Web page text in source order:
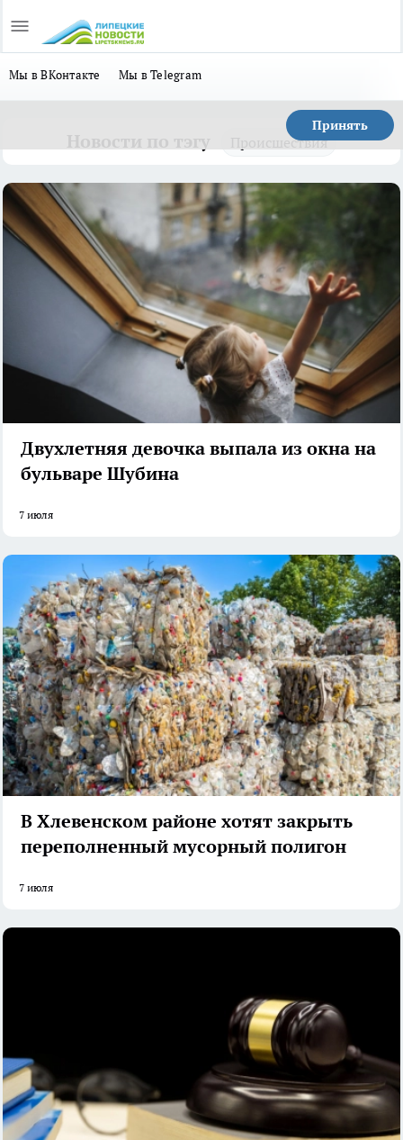
Мы в ВКонтакте Мы в Telegram
Принять
Происшествия
Двухлетняя девочка выпала из окна на
бульваре Шубина
7 июля
В Хлевенском районе хотят закрыть
переполненный мусорный полигон
7 июля